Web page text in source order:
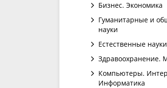
Бизнес. Экономика
Гуманитарные и
науки
Естественные науки
Здравоохранение.
Компьютеры.
Информатика